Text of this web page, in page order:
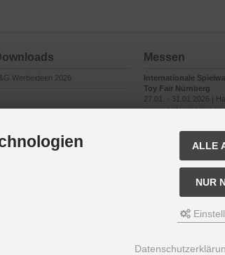
Werbeideen 2026
Messen
Internationale
Toy Fair Nürnberg
27.01. - 31.01.2026 |
ALLE
NUR